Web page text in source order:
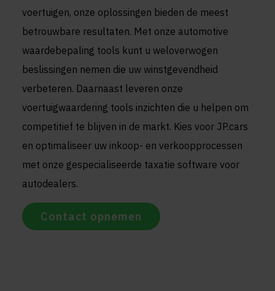
voertuigen, onze oplossingen bieden de meest
betrouwbare resultaten. Met onze automotive
waardebepaling tools kunt u weloverwogen
beslissingen nemen die uw winstgevendheid
verbeteren. Daarnaast leveren onze
voertuigwaardering tools inzichten die u helpen om
competitief te blijven in de markt. Kies voor JP.cars
en optimaliseer uw inkoop- en verkoopprocessen
met onze gespecialiseerde taxatie software voor
autodealers.
Contact opnemen